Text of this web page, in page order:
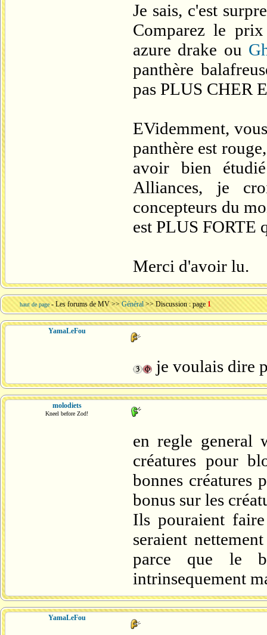
Je sais, c'est
Comparez le
azure drake ou
panthère
pas PLUS CHER
EVidemment,
panthère est
avoir bien
Alliances, je
concepteurs du
est PLUS FORTE
Merci d'avoir lu.
haut de page -Les forums de MV>>Général>> Discussion : page 1
YamaLeFou
je voulais dire
molodiets
Kneel before Zod!
en regle general
créatures pour
bonnes créatures
bonus sur les
Ils pouraient
seraient
parce que le
intrinsequement
YamaLeFou